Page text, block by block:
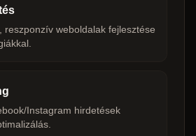
reszponzív weboldalak fejlesztése
Instagram hirdetések